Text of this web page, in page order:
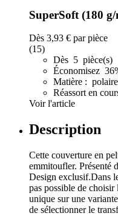
SuperSoft (180 g/
Dès 3,93 € par pièce
(15)
Dès 5 pièce(s)
Économisez
Matière : polaire
Réassort en
Voir l'article
Description
Cette couverture en
emmitoufler. Présenté
Design exclusif.Dans
pas possible de
unique sur une
de sélectionner le